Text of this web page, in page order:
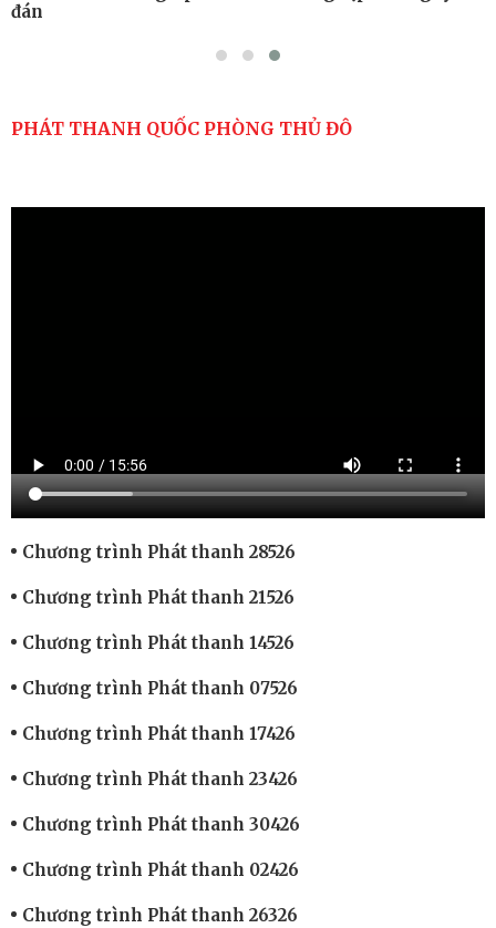
đán
PHÁT THANH QUỐC PHÒNG THỦ ĐÔ
Chương trình Phát thanh 28526
Chương trình Phát thanh 21526
Chương trình Phát thanh 14526
Chương trình Phát thanh 07526
Chương trình Phát thanh 17426
Chương trình Phát thanh 23426
Chương trình Phát thanh 30426
Chương trình Phát thanh 02426
Chương trình Phát thanh 26326